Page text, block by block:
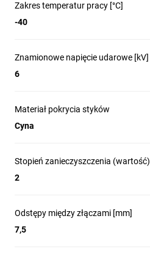
Zakres temperatur pracy [°C]
-40
Znamionowe napięcie udarowe [kV]
6
Materiał pokrycia styków
Cyna
Stopień zanieczyszczenia (wartość)
2
Odstępy między złączami [mm]
7,5